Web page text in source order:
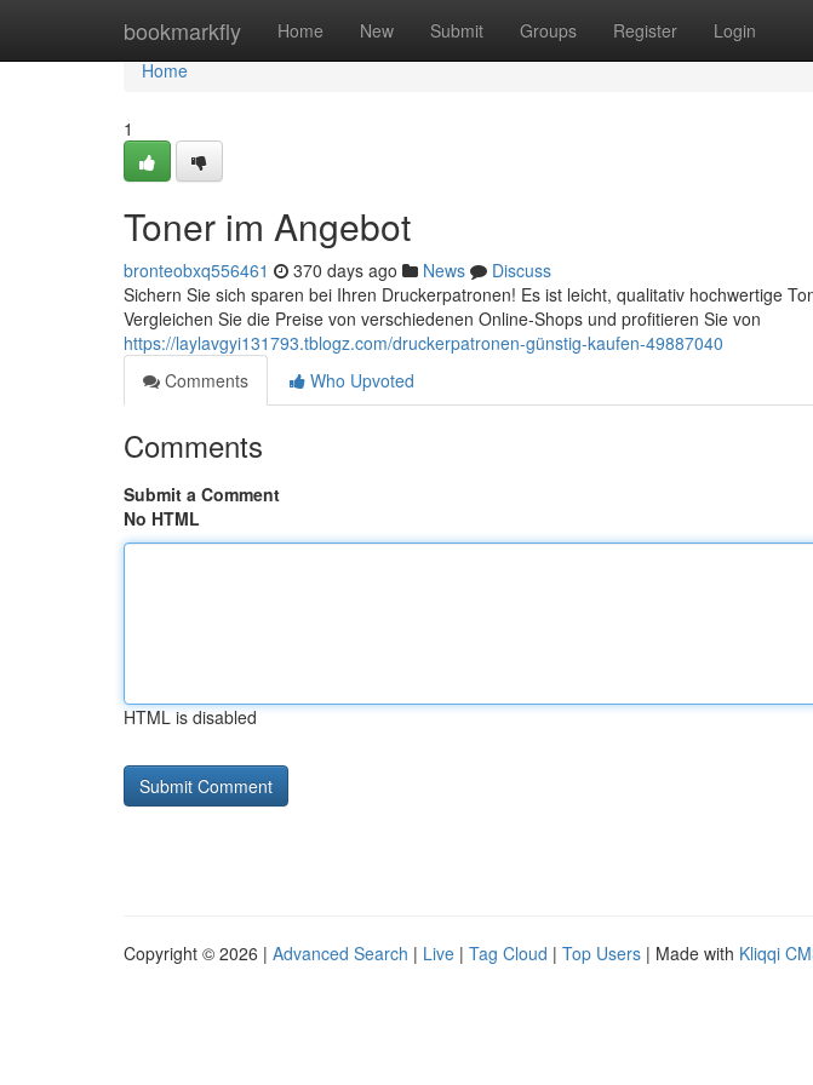
bookmarkfly Home New Submit Groups Register Login
Home
Home
1
Toner im Angebot
bronteobxq556461 370 days ago News
Discuss
Sichern Sie sich sparen bei Ihren Druckerpatronen! Es ist leicht, qualitativ hochwertige
Vergleichen Sie die Preise von verschiedenen Online-Shops und profitieren Sie von
https://laylavgyi131793.tblogz.com/druckerpatronen-günstig-kaufen-49887040
Comments
Who Upvoted
Comments
Submit a Comment
No HTML
HTML is disabled
Copyright © 2026 | Advanced Search | Live | Tag Cloud | Top Users | Made with Kliqqi